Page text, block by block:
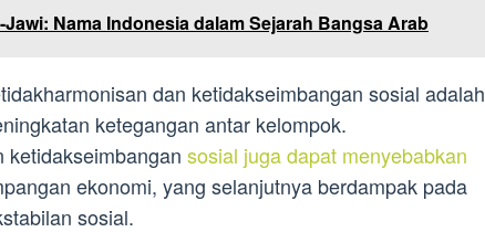
Jawi: Nama Indonesia dalam Sejarah Bangsa Arab
dan ketidakseimbangan sosial adalah
ketegangan antar kelompok.
ketidakseimbangan sosial juga dapat menyebabkan
ekonomi, yang selanjutnya berdampak pada
sosial.